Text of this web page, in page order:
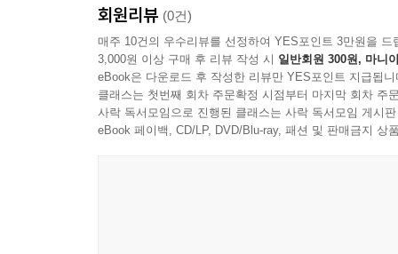
회원리뷰 (0건)
매주 10건의 우수리뷰를 선정하여 YES포인트 3만원을 드
3,000원 이상 구매 후 리뷰 작성 시 일반회원 300원, 마니
eBook은 다운로드 후 작성한 리뷰만 YES포인트 지급됩니
클래스는 첫번째 회차 주문확정 시점부터 마지막 회차 주
사락 독서모임으로 진행된 클래스는 사락 독서모임 게시
eBook 페이백, CD/LP, DVD/Blu-ray, 패션 및 판매금지 상